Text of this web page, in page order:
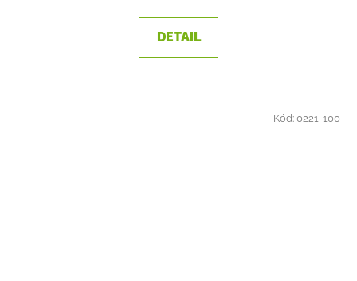
DETAIL
Kód:0221-100